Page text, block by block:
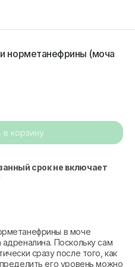
норметанефрины (моча
корзину
срок не включает
в моче
Поскольку сам
сразу после того, как
его уровень можно